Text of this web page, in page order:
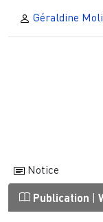
Géraldine
Notice
Publication |